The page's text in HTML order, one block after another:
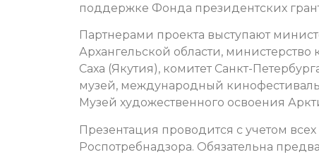
поддержке Фонда президентских
Партнерами проекта выступают
Архангельской области,
Саха (Якутия), комитет Санкт-
музей, международный
Музей художественного освоения
Презентация проводится с учетом
Роспотребнадзора. Обязательна